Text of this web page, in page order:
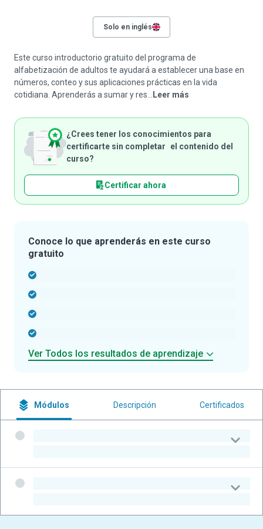
Solo en inglés
Este curso introductorio gratuito del programa de
alfabetización de adultos te ayudará a establecer una base en
números, conteo y sus aplicaciones prácticas en la vida
cotidiana. Aprenderás a sumar y res...
Leer más
¿Crees tener los conocimientos para
certificarte sin completar el contenido del
curso?
Certificar ahora
Conoce lo que aprenderás en este curso
gratuito
Ver Todos los resultados de aprendizaje
Módulos Descripción Certificados